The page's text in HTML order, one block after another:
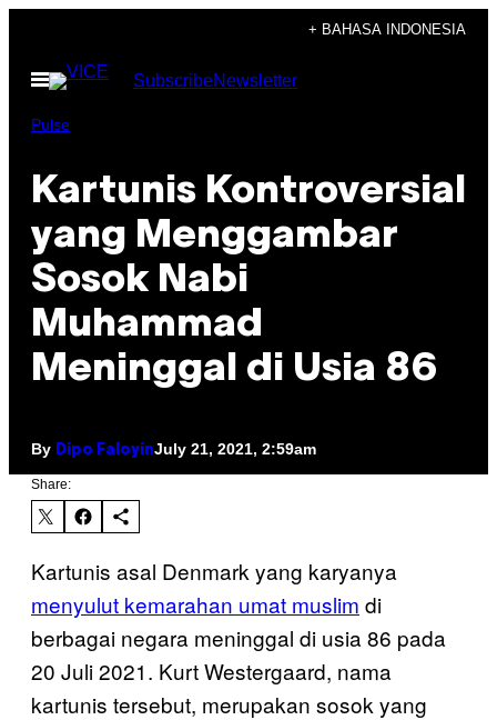
content
+ BAHASA INDONESIA
Open
Menu
SubscribeNewsletter
Pulse
Kartunis Kontroversial
yang Menggambar
Sosok Nabi
Muhammad
Meninggal di Usia 86
By Dipo FaloyinJuly 21, 2021, 2:59am
Share:
Kartunis asal Denmark yang karyanya
menyulut kemarahan umat muslim di
berbagai negara meninggal di usia 86 pada
20 Juli 2021. Kurt Westergaard, nama
kartunis tersebut, merupakan sosok yang